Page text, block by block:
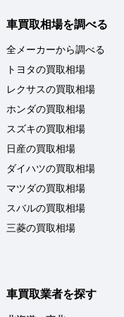
車買取相場を調べる
全メーカーから調べる
トヨタの買取相場
レクサスの買取相場
ホンダの買取相場
スズキの買取相場
日産の買取相場
ダイハツの買取相場
マツダの買取相場
スバルの買取相場
三菱の買取相場
車買取業者を探す